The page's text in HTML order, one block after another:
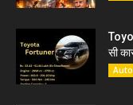
सी